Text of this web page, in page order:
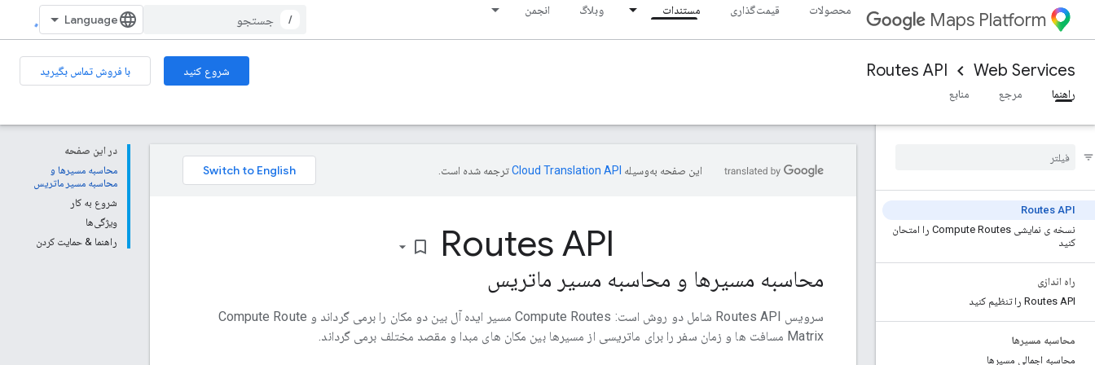
Maps Platform محصولات قیمت‌گذاری مستندات وبلاگ انجمن
/
Web Services
Routes API شروع کنید
با فروش تماس بگیرید
راهنما
مرجع منابع
Routes API
نسخه ی نمایشی Compute Routes را امتحان
کنید
راه اندازی
Routes API را تنظیم کنید
محاسبه مسیرها
محاسبه اجمالی مسیرها
در این صفحه
محاسبه مسیرها و
محاسبه مسیر ماتریس
شروع به کار
ویژگی‌ها
راهنما & حمایت کردن
این صفحه به‌وسیله ترجمه شده است.
Routes API
bookmark_border
محاسبه مسیرها و محاسبه مسیر ماتریس
سرویس Routes API شامل دو روش است: Compute Routes مسیر ایده آل بین دو مکان را برمی گرداند و Compute Route
Matrix مسافت ها و زمان سفر را برای ماتریسی از مسیرها بین مکان های مبدا و مقصد مختلف برمی گرداند.